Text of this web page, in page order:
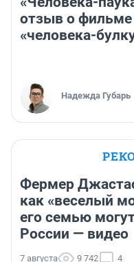
отзыв о фильме
«человека-
Надежда Губарь
Фермер
как «веселый
его семью
России — видео
7 августа 9 742 4